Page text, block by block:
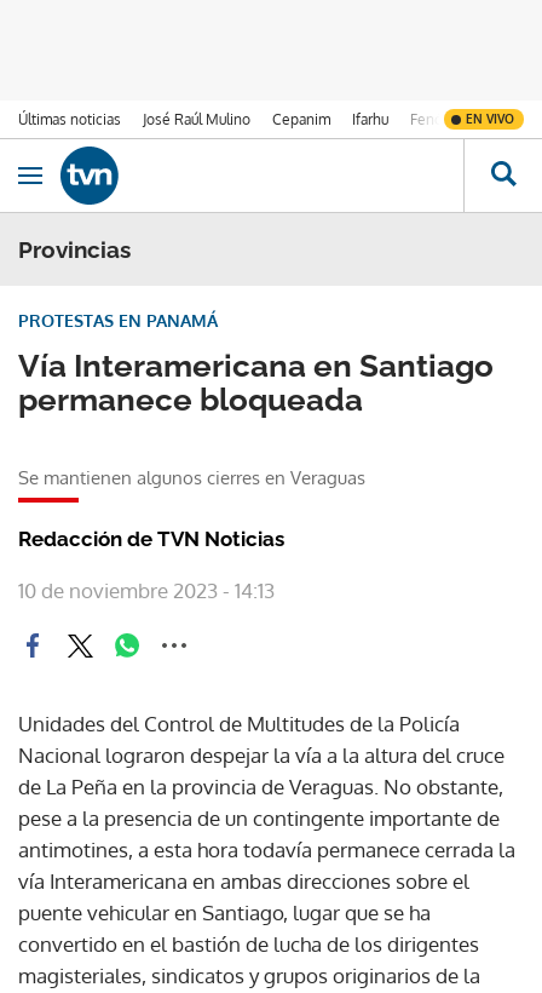
Últimas noticias José Raúl Mulino Cepanim Ifarhu Fenómeno de El
EN VIVO
Ir al contenido
Obrir navegació
Provincias
Vía Interamericana en Santiago
permanece bloqueada
PROTESTAS EN PANAMÁ
Se mantienen algunos cierres en Veraguas
Redacción de TVN Noticias
10 de noviembre 2023 - 14:13
Unidades del Control de Multitudes de la Policía
Nacional lograron despejar la vía a la altura del cruce
de La Peña en la provincia de Veraguas. No obstante,
pese a la presencia de un contingente importante de
antimotines, a esta hora todavía permanece cerrada la
vía Interamericana en ambas direcciones sobre el
puente vehicular en Santiago, lugar que se ha
convertido en el bastión de lucha de los dirigentes
magisteriales, sindicatos y grupos originarios de la